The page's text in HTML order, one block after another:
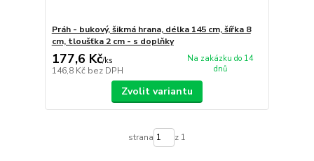
Práh - bukový, šikmá hrana, délka 145 cm, šířka 8
cm, tloušťka 2 cm - s doplňky
177,6 Kč/ks
146,8 Kč bez DPH
Na zakázku do 14
dnů
Zvolit variantu
strana z 1